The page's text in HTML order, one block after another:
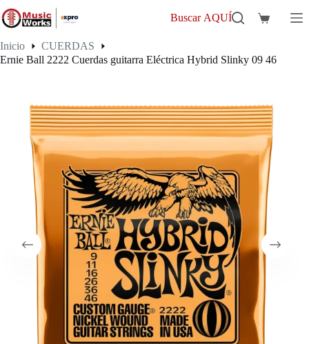
al
contenido
Buscar AQUÍ
Carro
Inicio
CUERDAS
Ernie Ball 2222 Cuerdas guitarra Eléctrica Hybrid Slinky 09 46